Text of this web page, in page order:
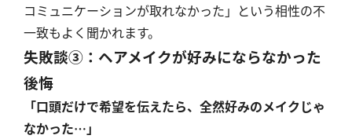
コミュニケーションが取れなかった」という相性の不
一致もよく聞かれます。
失敗談③：ヘアメイクが好みにならなかった
後悔
「口頭だけで希望を伝えたら、全然好みのメイクじゃ
なかった…」